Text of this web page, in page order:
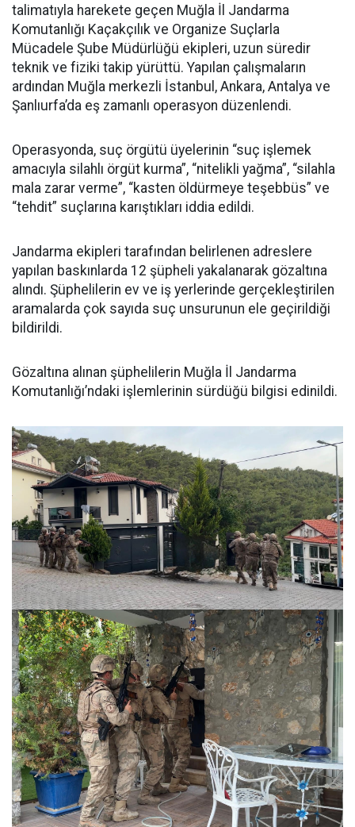
talimatıyla harekete geçen Muğla İl Jandarma
Komutanlığı Kaçakçılık ve Organize Suçlarla
Mücadele Şube Müdürlüğü ekipleri, uzun süredir
teknik ve fiziki takip yürüttü. Yapılan çalışmaların
ardından Muğla merkezli İstanbul, Ankara, Antalya ve
Şanlıurfa’da eş zamanlı operasyon düzenlendi.
Operasyonda, suç örgütü üyelerinin “suç işlemek
amacıyla silahlı örgüt kurma”, “nitelikli yağma”, “silahla
mala zarar verme”, “kasten öldürmeye teşebbüs” ve
“tehdit” suçlarına karıştıkları iddia edildi.
Jandarma ekipleri tarafından belirlenen adreslere
yapılan baskınlarda 12 şüpheli yakalanarak gözaltına
alındı. Şüphelilerin ev ve iş yerlerinde gerçekleştirilen
aramalarda çok sayıda suç unsurunun ele geçirildiği
bildirildi.
Gözaltına alınan şüphelilerin Muğla İl Jandarma
Komutanlığı’ndaki işlemlerinin sürdüğü bilgisi edinildi.